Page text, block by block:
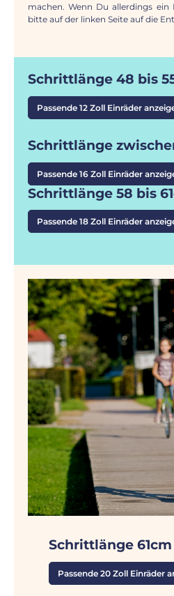
machen. Wenn Du allerdings ein
bitte auf der linken Seite auf die
Schrittlänge 48 bis
Passende 12 Zoll Einräder
Schrittlänge
Passende 16 Zoll Einräder
Schrittlänge 58 bis
Passende 18 Zoll Einräder
Schrittlänge
Passende 20 Zoll Einräder